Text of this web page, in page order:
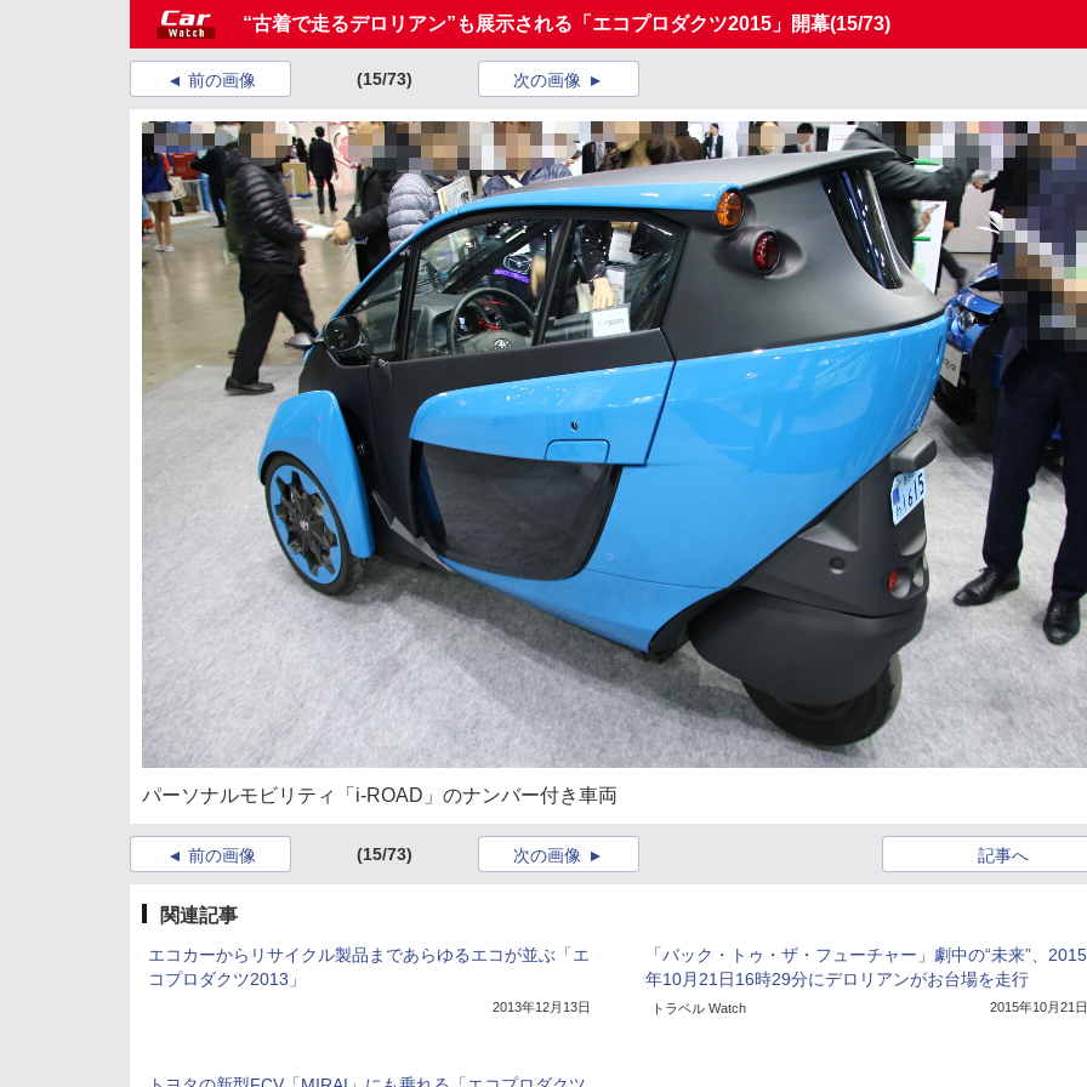
“古着で走るデロリアン”も展示される「エコプロダクツ2015」開幕(15/73)
前の画像 (15/73) 次の画像
パーソナルモビリティ「i-ROAD」のナンバー付き車両
前の画像 (15/73) 記事へ
次の画像
関連記事
エコカーからリサイクル製品まであらゆるエコが並ぶ「エ
コプロダクツ2013」
2013年12月13日
「バック・トゥ・ザ・フューチャー」劇中の“未来”、2015
年10月21日16時29分にデロリアンがお台場を走行
トラベル Watch 2015年10月21日